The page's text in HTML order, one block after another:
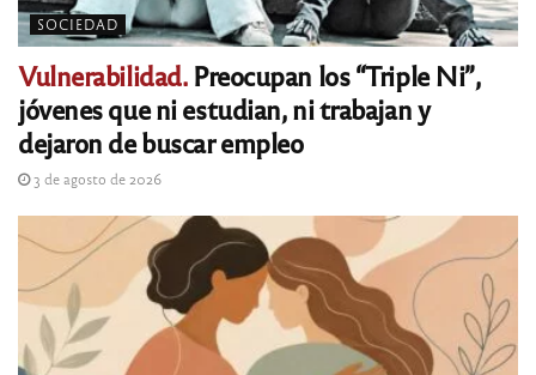
SOCIEDAD
Vulnerabilidad.Preocupan los “Triple Ni”,
jóvenes que ni estudian, ni trabajan y
dejaron de buscar empleo
3 de agosto de 2026